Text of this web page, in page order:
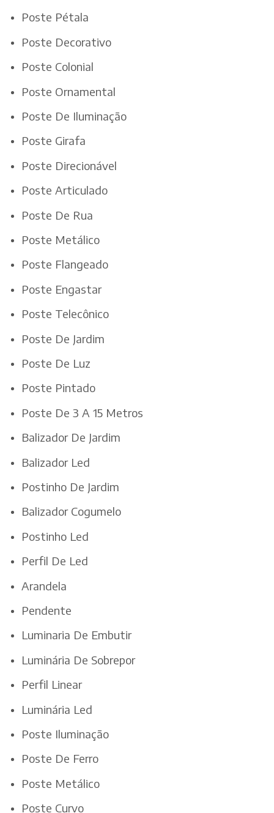
Poste Pétala
Poste Decorativo
Poste Colonial
Poste Ornamental
Poste De Iluminação
Poste Girafa
Poste Direcionável
Poste Articulado
Poste De Rua
Poste Metálico
Poste Flangeado
Poste Engastar
Poste Telecônico
Poste De Jardim
Poste De Luz
Poste Pintado
Poste De 3 A 15 Metros
Balizador De Jardim
Balizador Led
Postinho De Jardim
Balizador Cogumelo
Postinho Led
Perfil De Led
Arandela
Pendente
Luminaria De Embutir
Luminária De Sobrepor
Perfil Linear
Luminária Led
Poste Iluminação
Poste De Ferro
Poste Metálico
Poste Curvo